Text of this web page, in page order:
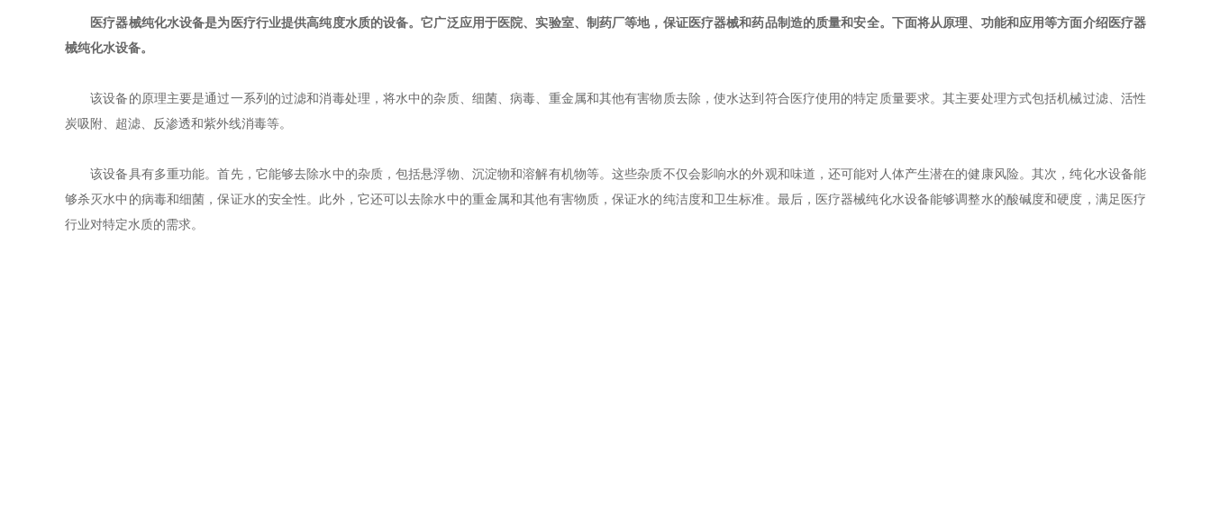
医疗器械纯化水设备是为医疗行业提供高纯度水质的设备。它广泛应用于医院、实验室、制药厂等地，保证医疗器械和药品制造的质量和安全。下面将从原理、功能和应用等方面介绍医疗器
械纯化水设备。
该设备的原理主要是通过一系列的过滤和消毒处理，将水中的杂质、细菌、病毒、重金属和其他有害物质去除，使水达到符合医疗使用的特定质量要求。其主要处理方式包括机械过滤、活性
炭吸附、超滤、反渗透和紫外线消毒等。
该设备具有多重功能。首先，它能够去除水中的杂质，包括悬浮物、沉淀物和溶解有机物等。这些杂质不仅会影响水的外观和味道，还可能对人体产生潜在的健康风险。其次，纯化水设备能
够杀灭水中的病毒和细菌，保证水的安全性。此外，它还可以去除水中的重金属和其他有害物质，保证水的纯洁度和卫生标准。最后，医疗器械纯化水设备能够调整水的酸碱度和硬度，满足医疗
行业对特定水质的需求。